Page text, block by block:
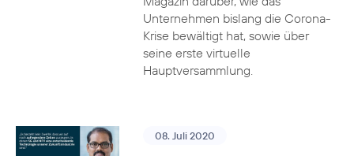
Unternehmen bislang die Corona-
Krise bewältigt hat, sowie über
seine erste virtuelle
Hauptversammlung.
08. Juli 2020